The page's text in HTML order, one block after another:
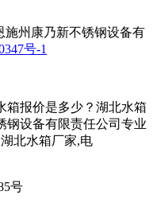
施州康乃新不锈钢设备有
号-1
箱报价是多少？湖北水箱
钢设备有限责任公司专业
北水箱厂家,电
号